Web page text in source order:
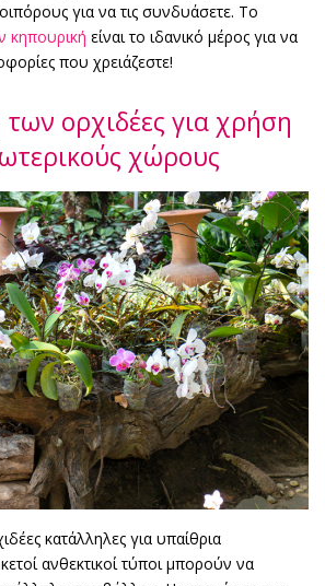
για να τις συνδυάσετε. Το
κηπουρική είναι το ιδανικό μέρος για να
που χρειάζεστε!
ορχιδέες για χρήση
χώρους
κατάλληλες για υπαίθρια
ανθεκτικοί τύποι μπορούν να